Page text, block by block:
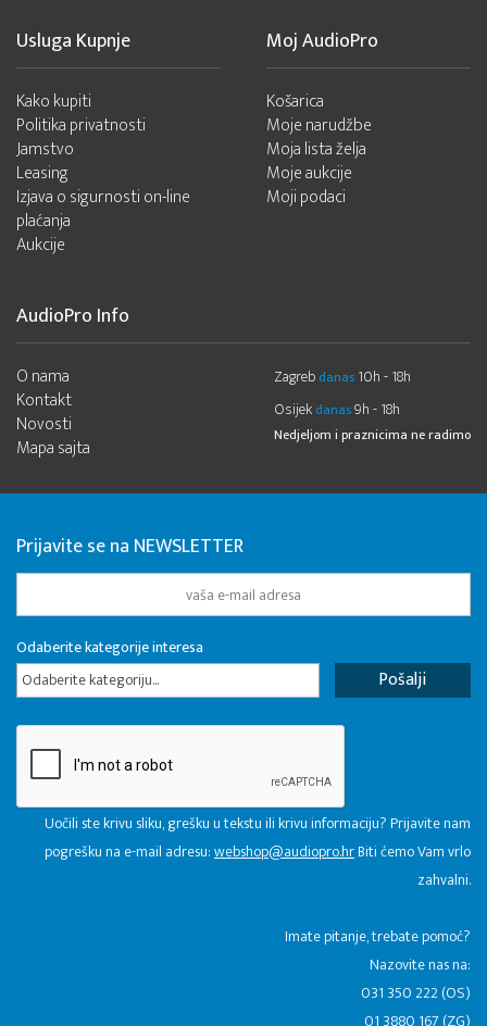
Usluga Kupnje
Kako kupiti
Politika privatnosti
Jamstvo
Leasing
Izjava o sigurnosti on-line
plaćanja
Aukcije
Moj AudioPro
Košarica
Moje narudžbe
Moja lista želja
Moje aukcije
Moji podaci
AudioPro Info
O nama
Kontakt
Novosti
Mapa sajta
Zagreb danas 10h - 18h
Osijek danas9h - 18h
Nedjeljom i praznicima ne radimo
Prijavite se na NEWSLETTER
Odaberite kategorije interesa
Odaberite kategoriju...
Uočili ste krivu sliku, grešku u tekstu ili krivu informaciju? Prijavite nam
pogrešku na e-mail adresu:webshop@audiopro.hrBiti ćemo Vam vrlo
zahvalni.
​Imate pitanje, trebate pomoć?
Nazovite nas na:
031 350 222 (OS)